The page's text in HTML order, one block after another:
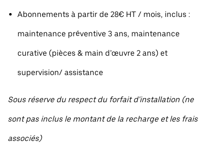
Abonnements à partir de 28€ HT / mois, inclus :
maintenance préventive 3 ans, maintenance
curative (pièces & main d’œuvre 2 ans) et
supervision/ assistance
Sous réserve du respect du forfait d'installation (ne
sont pas inclus le montant de la recharge et les frais
associés)